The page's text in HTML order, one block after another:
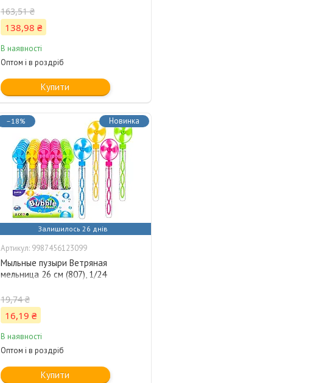
163,51 ₴
138,98 ₴
В наявності
Оптом і в роздріб
Купити
–18%
Залишилось 26 днів
Новинка
9987456123099
Мыльные пузыри Ветряная
мельница 26 см (807), 1/24
19,74 ₴
16,19 ₴
В наявності
Оптом і в роздріб
Купити